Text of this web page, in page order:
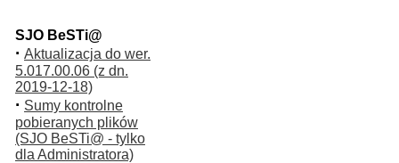
SJO BeSTi@
· Aktualizacja do wer.
5.017.00.06 (z dn.
2019-12-18)
· Sumy kontrolne
pobieranych plików
(SJO BeSTi@ - tylko
dla Administratora)